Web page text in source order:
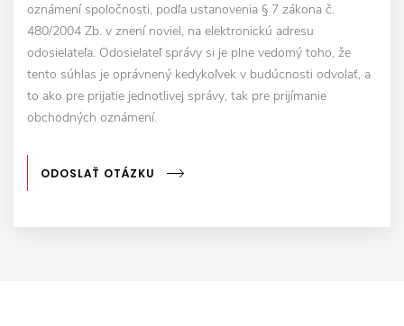
oznámení spoločnosti, podľa ustanovenia § 7 zákona č.
480/2004 Zb. v znení noviel, na elektronickú adresu
odosielateľa. Odosielateľ správy si je plne vedomý toho, že
tento súhlas je oprávnený kedykoľvek v budúcnosti odvolať, a
to ako pre prijatie jednotlivej správy, tak pre prijímanie
obchodných oznámení.
ODOSLAŤ OTÁZKU